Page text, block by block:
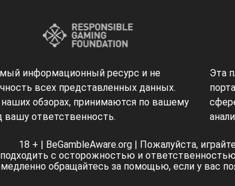
информационный ресурс и не
всех представленных данных.
обзорах, принимаются по вашему
ответственность.
Эта
18 + | BeGambleAware.org | Пожалуйста,
с осторожностью и
обращайтесь за помощью, если у вас